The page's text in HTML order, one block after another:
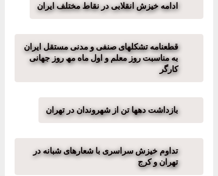
ادامه خیزش انقلابی در نقاط مختلف ایران
قطعنامه تشکلھای صنفی و مدنی مستقل ایران
به مناسبت روز معلم و اول ماه مھ روز جھانی
کارگر
بازداشت دهها تن از شهروندان در تهران
تداوم خیزش سراسری با شعارهای شبانه در
تهران و کرج